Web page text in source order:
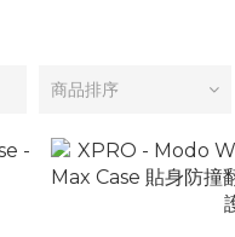
商品排序